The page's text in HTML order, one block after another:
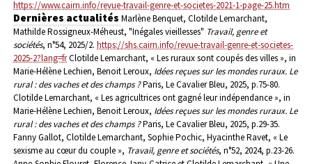
https://www.cairn.info/revue-travail-genre-et-societes-2021-1-page-25.htm
Dernières actualités Marlène Benquet, Clotilde Lemarchant,
Mathilde Rossigneux-Méheust, "Inégales vieillesses" Travail, genre et
sociétés, n°54, 2025/2. https://shs.cairn.info/revue-travail-genre-et-societes-
2025-2?lang=frClotilde Lemarchant, « Les ruraux sont coupés des villes », in
Marie-Hélène Lechien, Benoit Leroux, Idées reçues sur les mondes ruraux. Le
rural : des vaches et des champs ?Paris, Le Cavalier Bleu, 2025, p.75-80.
Clotilde Lemarchant, « Les agricultrices ont gagné leur indépendance », in
Marie-Hélène Lechien, Benoit Leroux, Idées reçues sur les mondes ruraux. Le
rural : des vaches et des champs ?Paris, Le Cavalier Bleu, 2025, p.29-35.
Fanny Gallot, Clotilde Lemarchant, Sophie Pochic, Hyacinthe Ravet, « Le
sexisme au cœur du couple », Travail, genre et sociétés, n°52, 2024, p.23-26.